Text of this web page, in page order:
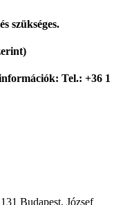
szükséges.
Tel.: +36 1
Budapest, József